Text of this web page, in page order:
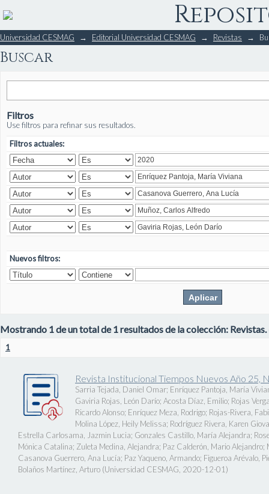
Buscar
Universidad CESMAG → Editorial Universidad CESMAG → Revistas →
Buscar
Filtros
Use filtros para refinar sus resultados.
Filtros actuales:
Nuevos filtros:
Mostrando 1 de un total de 1 resultados de la colección: Revistas.
1
Revista Institucional Tiempos Nuevos Año 25,
Sarria Tejada, Daniel Omar; Enríquez Pantoja, María
Gaviria Rojas, León Darío; Acosta Díaz, Emilio; Rojas
Ricardo Alonso; Enríquez Meza, Rodrigo; Rojas-Rivera,
Molina López, Heily Melissa; Rodríguez Rivera, Karen
Estrella Carlosama, Jazmin Lucia; Gonzales Castillo, María Alejandra;
Mónica Catalina; Zuleta Medina, Alejandra; Paz Calderón, Mario Alejandro;
Casanova Guerrero, Ana Lucía; Paz Yaqueno, Armando; Figueroa Arévalo,
Bolaños Martínez, Arturo (Universidad CESMAG 2020-12-01 )